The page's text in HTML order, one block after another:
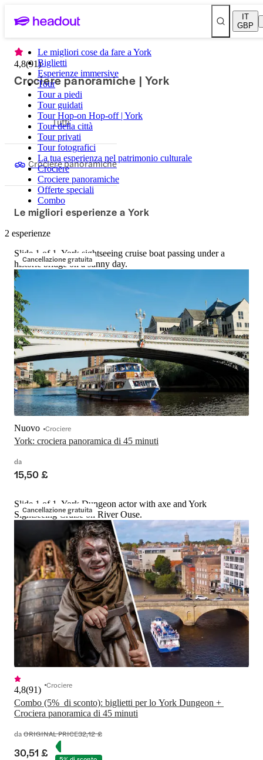
IT
GBP
Le migliori cose da fare a York
Biglietti
Esperienze immersive
Tour
Tour a piedi
Tour guidati
Tour Hop-on Hop-off | York
Tour della città
Tour privati
Tour fotografici
La tua esperienza nel patrimonio culturale
Crociere
Crociere panoramiche
Offerte speciali
Combo
4,8(91)
Crociere panoramiche | York
Tutti
Crociere panoramiche
Le migliori esperienze a York
2 esperienze
Cancellazione gratuita
Slide 1 of 1, York sightseeing cruise boat passing under a
historic bridge on a sunny day.
York: crociera panoramica di 45 minuti
Nuovo Crociere
da
15,50 £
Cancellazione gratuita
Slide 1 of 1, York Dungeon actor with axe and York
Sightseeing Cruise on River Ouse.
Combo (5%  di sconto): biglietti per lo York Dungeon +
Crociera panoramica di 45 minuti
4,8(91) Crociere
daORIGINAL PRICE32,12 £
30,51 £